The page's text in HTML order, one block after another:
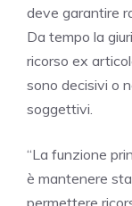
deve garantire
Da tempo la
ricorso ex
sono decisivi o
soggettivi.
“La funzione
è mantenere
permettere